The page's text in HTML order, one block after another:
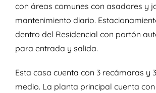
con áreas comunes con asadores y
mantenimiento diario.
dentro del Residencial con portón
para entrada y salida.
Esta casa cuenta con 3 recámaras y
medio. La planta principal cuenta